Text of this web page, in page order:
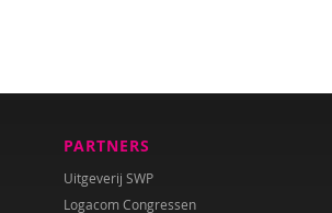
PARTNERS
Uitgeverij SWP
Logacom Congressen